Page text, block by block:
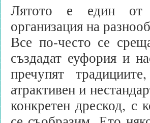
Лятото е един от
организация на
Все по-често се
създадат еуфория и
пречупят
атрактивен и
конкретен дрескод, с